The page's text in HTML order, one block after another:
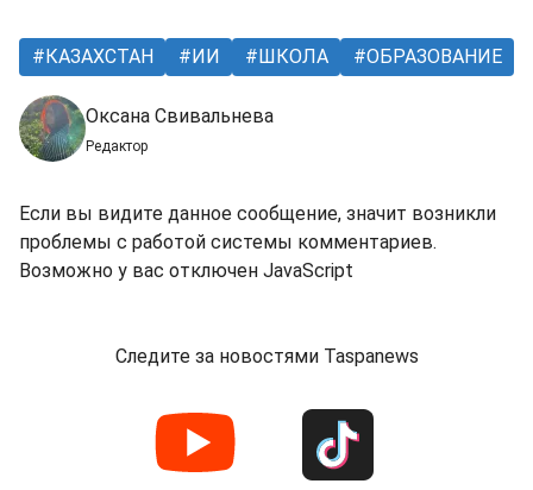
КАЗАХСТАН ИИ ШКОЛА ОБРАЗОВАНИЕ
Оксана Свивальнева
Редактор
Если вы видите данное сообщение, значит возникли
проблемы с работой системы комментариев.
Возможно у вас отключен JavaScript
Следите за новостями Taspanews